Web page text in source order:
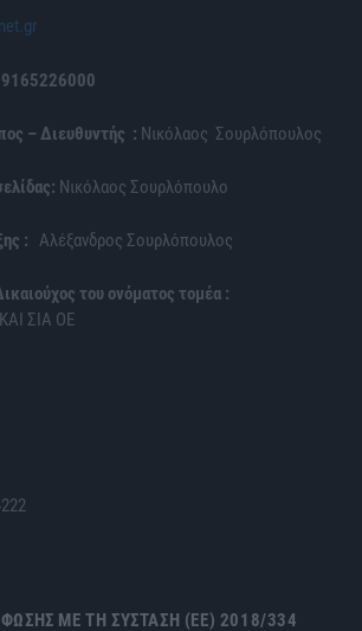
– Διευθυντής : Νικόλαος Σουρλόπουλος
Νικόλαος Σουρλόπουλο
: Αλέξανδρος Σουρλόπουλος
του ονόματος τομέα :
ΣΙΑ ΟΕ
ΜΕ ΤΗ ΣΎΣΤΑΣΗ (ΕΕ) 2018/334